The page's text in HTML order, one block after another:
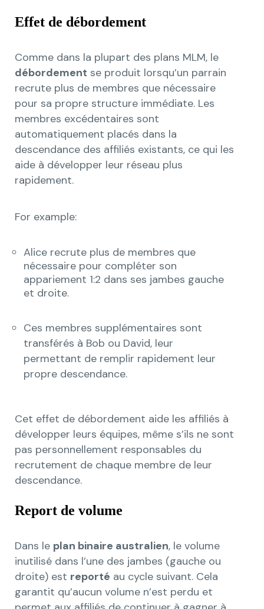
Effet de débordement
Comme dans la plupart des plans MLM, le
débordement se produit lorsqu’un parrain
recrute plus de membres que nécessaire
pour sa propre structure immédiate. Les
membres excédentaires sont
automatiquement placés dans la
descendance des affiliés existants, ce qui les
aide à développer leur réseau plus
rapidement.
For example:
Alice recrute plus de membres que
nécessaire pour compléter son
appariement 1:2 dans ses jambes gauche
et droite.
Ces membres supplémentaires sont
transférés à Bob ou David, leur
permettant de remplir rapidement leur
propre descendance.
Cet effet de débordement aide les affiliés à
développer leurs équipes, même s’ils ne sont
pas personnellement responsables du
recrutement de chaque membre de leur
descendance.
Report de volume
Dans le plan binaire australien, le volume
inutilisé dans l’une des jambes (gauche ou
droite) est reporté au cycle suivant. Cela
garantit qu’aucun volume n’est perdu et